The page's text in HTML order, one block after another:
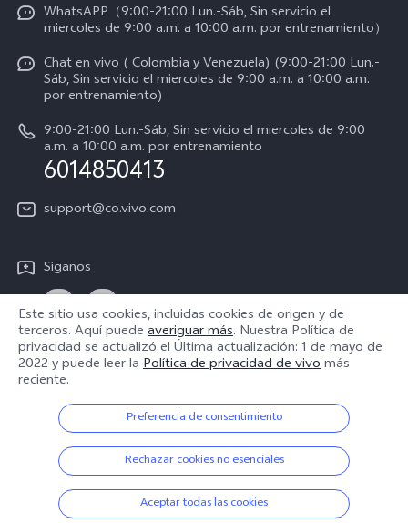
Servicio de logística
Progreso de la reparación
Avisos legales
Sostenibilidad
Centro de privacidad de vivo
Accesibilidad
WhatsAPP（9:00-21:00 Lun.-Sáb, Sin servicio el
miercoles de 9:00 a.m. a 10:00 a.m. por entrenamiento）
Chat en vivo ( Colombia y Venezuela) (9:00-21:00 Lun.-
Sáb, Sin servicio el miercoles de 9:00 a.m. a 10:00 a.m.
por entrenamiento)
9:00-21:00 Lun.-Sáb, Sin servicio el miercoles de 9:00
a.m. a 10:00 a.m. por entrenamiento
6014850413
support@co.vivo.com
Síganos
Colombia | Seleccione país/región
© 2026 vivo Mobile Communication Co., Ltd. Todos los derechos
reservados.
Política de Privacidad | Política de cookies | Soporte de privacidad
Configuración de cookies
Este sitio usa cookies, incluidas cookies de origen y de
terceros. Aquí puede averiguar más. Nuestra Política de
privacidad se actualizó el Última actualización: 1 de mayo de
2022 y puede leer la Política de privacidad de vivomás
reciente.
Preferencia de consentimiento
Rechazar cookies no esenciales
Aceptar todas las cookies